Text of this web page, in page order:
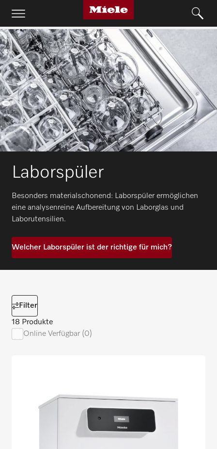
Laborspüler
Besonders materialschonend: Laborspüler ermöglichen
eine analysenreine Aufbereitung von Laborglas und
Laborutensilien.
Welcher Laborspüler ist der richtige für mich?
Filter
18 Produkte
Online Verfügbar (0)